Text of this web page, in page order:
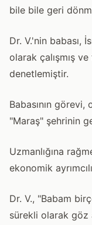
bile bile geri
Dr. V.'nin babası,
olarak çalışmış
denetlemiştir.
Babasının
"Maraş" şehrinin
Uzmanlığına
ekonomik
Dr. V., "Babam
sürekli olarak göz